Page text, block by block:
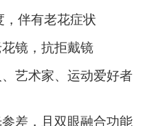
，伴有老花症状
镜， 抗拒戴镜
艺术家、运动爱好者
差，且双眼融合功能